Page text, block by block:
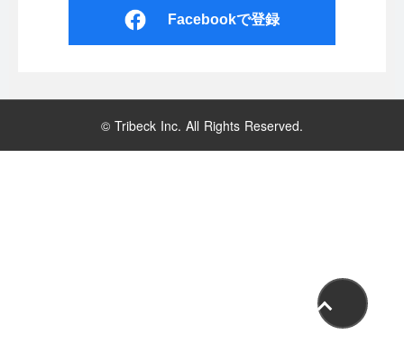
Facebookで登録
© Tribeck Inc. All Rights Reserved.